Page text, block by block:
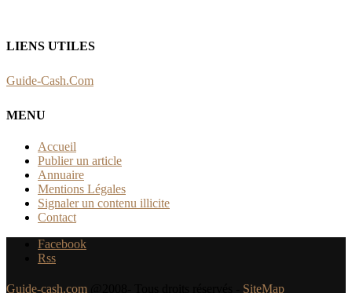
LIENS UTILES
Guide-Cash.Com
MENU
Accueil
Publier un article
Annuaire
Mentions Légales
Signaler un contenu illicite
Contact
Facebook
Rss
Guide-cash.com SiteMap